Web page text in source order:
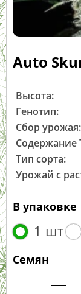
Auto
Высота:
Генотип:
Сбор урожая:
Содержание
Тип сорта:
Урожай с
В упаковке
1 шт
Семян